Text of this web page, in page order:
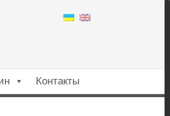
Контакты